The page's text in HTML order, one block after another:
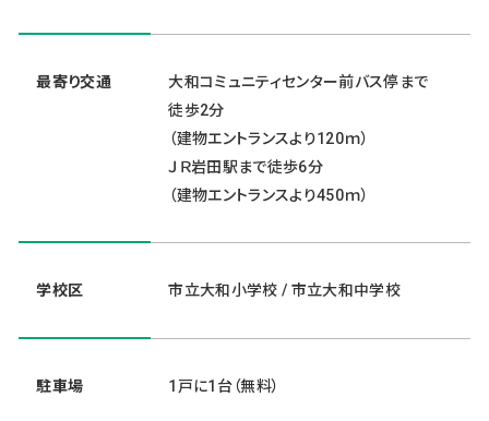
最寄り交通
大和コミュニティセンター前バス停まで
徒歩2分
（建物エントランスより120ｍ）
ＪＲ岩田駅まで徒歩6分
（建物エントランスより450ｍ）
学校区 市立大和小学校 / 市立大和中学校
駐車場 1戸に1台（無料）